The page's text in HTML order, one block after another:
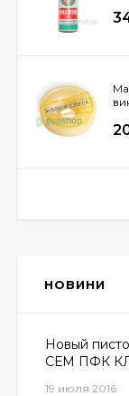
НОВИНИ
Новый
СЕМ ПФК
19 июля 2016